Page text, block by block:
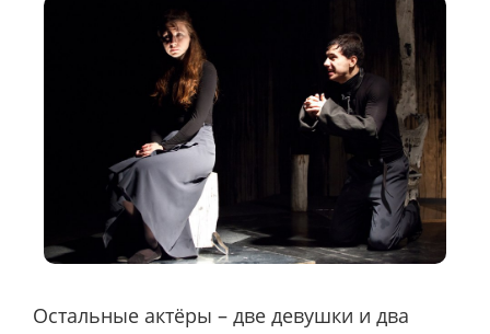
Остальные актёры – две девушки и два